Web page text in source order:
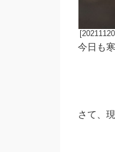
今日も
さて、